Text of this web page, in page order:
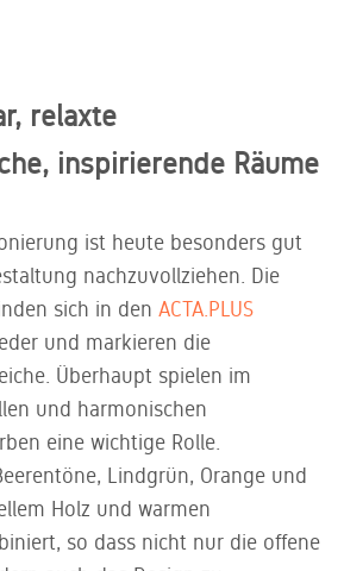
relaxte
inspirierende Räume
ist heute besonders gut
nachzuvollziehen. Die
sich in den ACTA.PLUS
und markieren die
Überhaupt spielen im
und harmonischen
eine wichtige Rolle.
Lindgrün, Orange und
Holz und warmen
so dass nicht nur die offene